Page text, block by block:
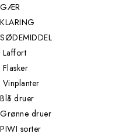
GÆR
KLARING
SØDEMIDDEL
Laffort
Flasker
Vinplanter
Blå druer
Grønne druer
PIWI sorter